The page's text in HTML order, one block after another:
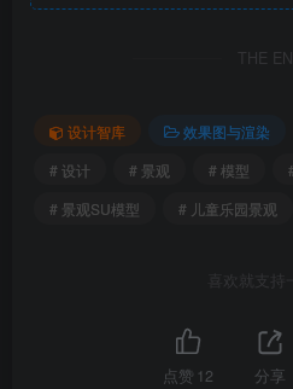
游乐场SU模型
THE
设计智库 效果图与渲染
# 设计
# 景观 # 模型
# 景观SU模型
# 儿童乐园景观
喜欢就支持
点赞 12 分享